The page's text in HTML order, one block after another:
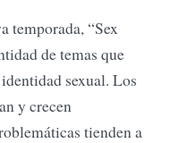
temporada, “Sex
de temas que
sexual. Los
y crecen
tienden a